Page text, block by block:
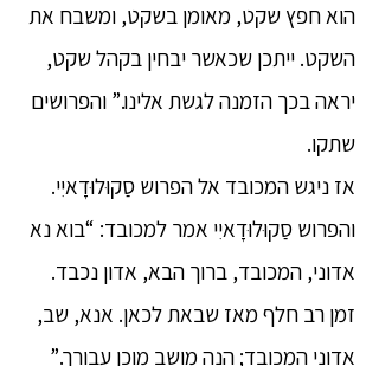
הוא חפץ שקט, מאומן בשקט, ומשבח את
השקט. ייתכן שכאשר יבחין בקהל שקט,
יראה בכך הזמנה לגשת אלינו.” והפרושים
שתקו.
אז ניגש המכובד אל הפרוש סַקוּלוּדָאיִי.
והפרוש סַקוּלוּדָאיִי אמר למכובד: “בוא נא
אדוני, המכובד, ברוך הבא, אדון נכבד.
זמן רב חלף מאז שבאת לכאן. אנא, שב,
אדוני המכובד; הנה מושב מוכן עבורך.”